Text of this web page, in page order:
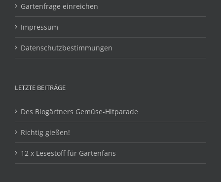
Gartenfrage einreichen
Impressum
Datenschutzbestimmungen
LETZTE BEITRÄGE
Des Biogärtners Gemüse-Hitparade
Richtig gießen!
12 x Lesestoff für Gartenfans